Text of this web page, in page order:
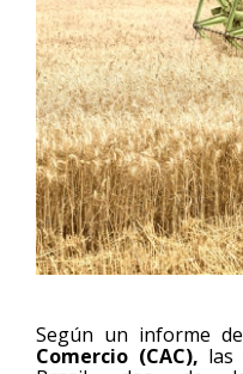
Según un informe
Comercio (CAC), las